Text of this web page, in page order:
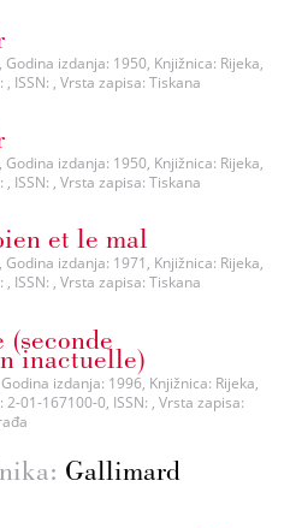
izdanja: 1950, Knjižnica: Rijeka,
, ISSN: , Vrsta zapisa: Tiskana
izdanja: 1950, Knjižnica: Rijeka,
, ISSN: , Vrsta zapisa: Tiskana
et le mal
izdanja: 1971, Knjižnica: Rijeka,
, ISSN: , Vrsta zapisa: Tiskana
inactuelle)
izdanja: 1996, Knjižnica: Rijeka,
2-01-167100-0, ISSN: , Vrsta zapisa:
Gallimard